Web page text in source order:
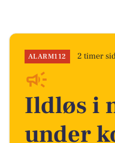
ALARM112 2 timer
Ildløs i
under